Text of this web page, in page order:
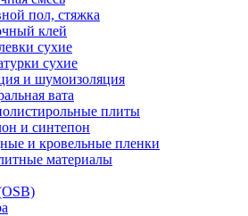
пол, стяжка
клей
сухие
сухие
и шумоизоляция
вата
плиты
и синтепон
и кровельные пленки
материалы